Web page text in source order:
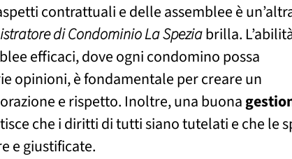
contrattuali e delle assemblee è
di Condominio La Speziabrilla.
efficaci, dove ogni condomino possa
opinioni, è fondamentale per creare un
e rispetto. Inoltre, una buona
che i diritti di tutti siano tutelati e che le
e giustificate.